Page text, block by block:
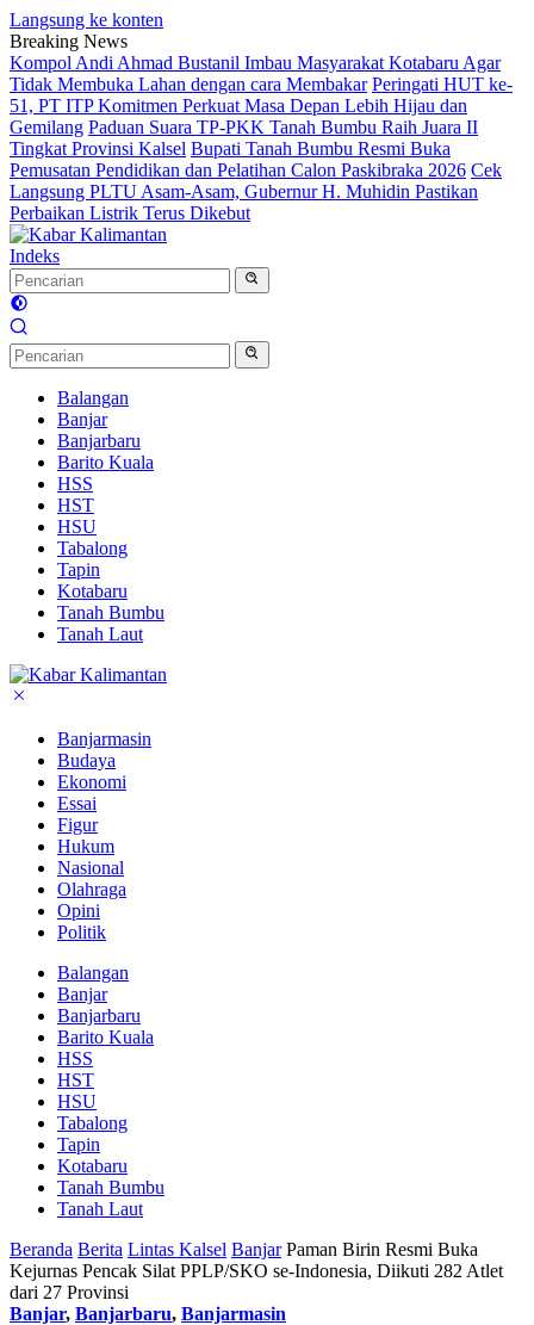
Langsung ke konten
Breaking News
Kompol Andi Ahmad Bustanil Imbau Masyarakat Kotabaru Agar
Tidak Membuka Lahan dengan cara Membakar Peringati HUT ke-
51, PT ITP Komitmen Perkuat Masa Depan Lebih Hijau dan
Gemilang Paduan Suara TP-PKK Tanah Bumbu Raih Juara II
Tingkat Provinsi Kalsel Bupati Tanah Bumbu Resmi Buka
Pemusatan Pendidikan dan Pelatihan Calon Paskibraka 2026 Cek
Langsung PLTU Asam-Asam, Gubernur H. Muhidin Pastikan
Perbaikan Listrik Terus Dikebut
Indeks
Balangan
Banjar
Banjarbaru
Barito Kuala
HSS
HST
HSU
Tabalong
Tapin
Kotabaru
Tanah Bumbu
Tanah Laut
Banjarmasin
Budaya
Ekonomi
Essai
Figur
Hukum
Nasional
Olahraga
Opini
Politik
Balangan
Banjar
Banjarbaru
Barito Kuala
HSS
HST
HSU
Tabalong
Tapin
Kotabaru
Tanah Bumbu
Tanah Laut
Beranda Berita Lintas Kalsel Banjar Paman Birin Resmi Buka
Kejurnas Pencak Silat PPLP/SKO se-Indonesia, Diikuti 282 Atlet
dari 27 Provinsi
Banjar, Banjarbaru, Banjarmasin